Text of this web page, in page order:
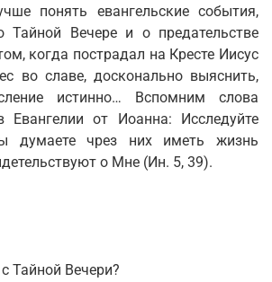
понять евангельские события,
Тайной Вечере и о предательстве
когда пострадал на Кресте Иисус
во славе, досконально выяснить,
истинно… Вспомним слова
Евангелии от Иоанна: Исследуйте
думаете чрез них иметь жизнь
о Мне (Ин. 5, 39).
Тайной Вечери?